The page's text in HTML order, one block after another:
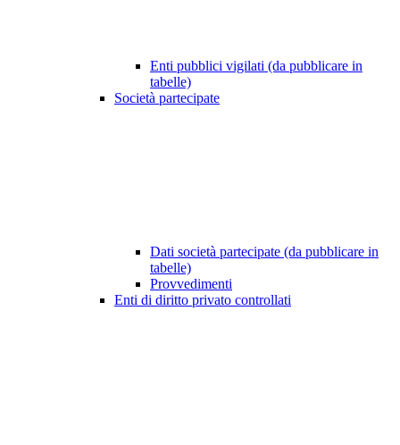
Enti pubblici vigilati (da pubblicare in
tabelle)
Società partecipate
Dati società partecipate (da pubblicare in
tabelle)
Provvedimenti
Enti di diritto privato controllati